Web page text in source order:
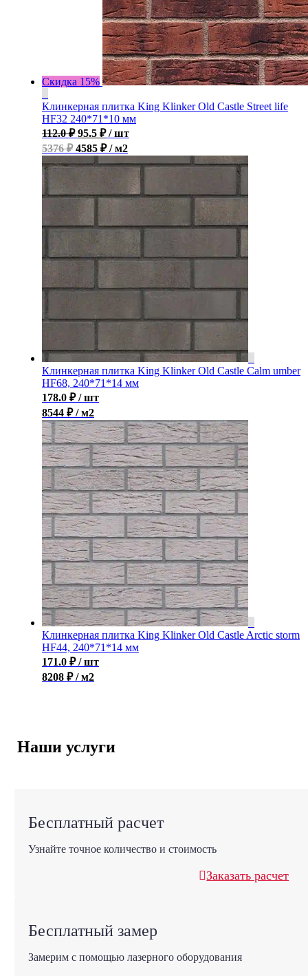
Скидка 15%
Клинкерная плитка King Klinker Old Castle Street life
HF32 240*71*10 мм
112.0₽ 95.5 ₽ / шт
5376 ₽4585 ₽ / м2
Клинкерная плитка King Klinker Old Castle Calm umber
HF68, 240*71*14 мм
178.0 ₽ / шт
8544 ₽ / м2
Клинкерная плитка King Klinker Old Castle Arctic storm
HF44, 240*71*14 мм
171.0 ₽ / шт
8208 ₽ / м2
Наши услуги
Бесплатный расчет
Узнайте точное количество и стоимость
Заказать расчет
Бесплатный замер
Замерим с помощью лазерного оборудования